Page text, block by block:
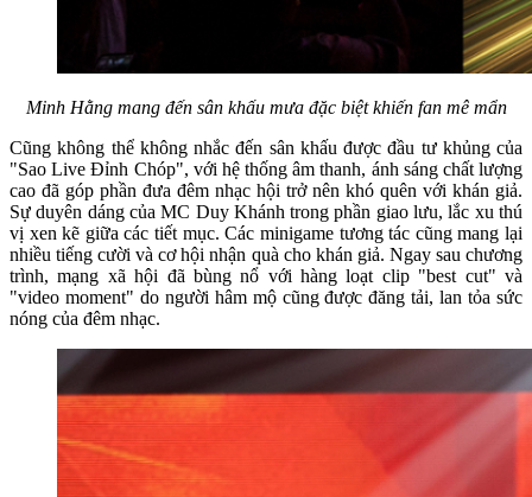
Minh Hằng mang đến sân khấu mưa đặc biệt khiến fan mê mẩn
Cũng không thể không nhắc đến sân khấu được đầu tư khủng của
"Sao Live Đỉnh Chóp", với hệ thống âm thanh, ánh sáng chất lượng
cao đã góp phần đưa đêm nhạc hội trở nên khó quên với khán giả.
Sự duyên dáng của MC Duy Khánh trong phần giao lưu, lắc xu thú
vị xen kẽ giữa các tiết mục. Các minigame tương tác cũng mang lại
nhiều tiếng cười và cơ hội nhận quà cho khán giả. Ngay sau chương
trình, mạng xã hội đã bùng nổ với hàng loạt clip "best cut" và
"video moment" do người hâm mộ cũng được đăng tải, lan tỏa sức
nóng của đêm nhạc.